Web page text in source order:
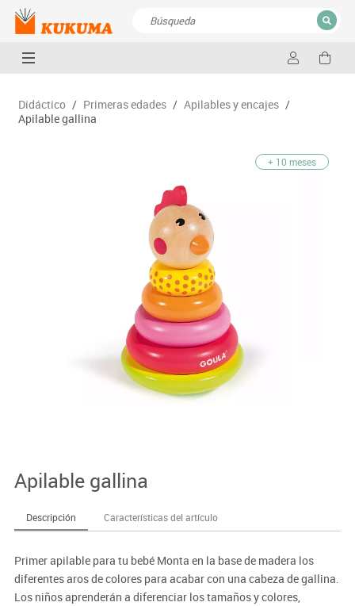
CERRAR
Didáctico / Primeras edades / Apilables y encajes /
Apilable gallina
+ 10 meses
Apilable gallina
Descripción Características del artículo
Primer apilable para tu bebé Monta en la base de madera los
diferentes aros de colores para acabar con una cabeza de gallina.
Los niños aprenderán a diferenciar los tamaños y colores,